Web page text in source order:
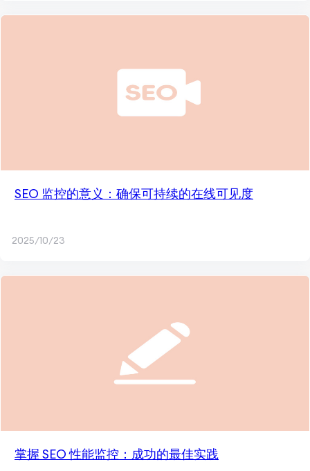
SEO 监控的意义：确保可持续的在线可见度
2025/10/23
掌握 SEO 性能监控：成功的最佳实践